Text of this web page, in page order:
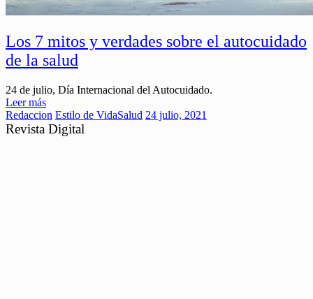
Los 7 mitos y verdades sobre el autocuidado
de la salud
24 de julio, Día Internacional del Autocuidado.
Leer más
Redaccion Estilo de VidaSalud 24 julio, 2021
Revista Digital